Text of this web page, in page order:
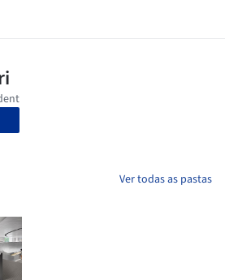
Ver todas as pastas